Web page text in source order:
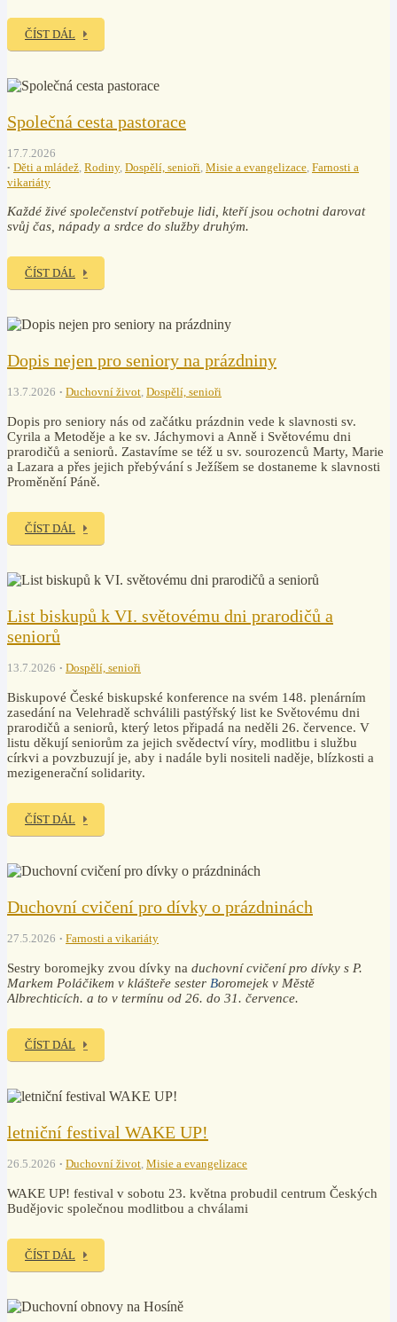
ČÍST DÁL
Společná cesta pastorace
17.7.2026
Děti a mládež, Rodiny, Dospělí, senioři, Misie a evangelizace, Farnosti a
vikariáty
Každé živé společenství potřebuje lidi, kteří jsou ochotni darovat
svůj čas, nápady a srdce do služby druhým.
ČÍST DÁL
Dopis nejen pro seniory na prázdniny
13.7.2026 Duchovní život, Dospělí, senioři
Dopis pro seniory nás od začátku prázdnin vede k slavnosti sv.
Cyrila a Metoděje a ke sv. Jáchymovi a Anně i Světovému dni
prarodičů a seniorů. Zastavíme se též u sv. sourozenců Marty, Marie
a Lazara a přes jejich přebývání s Ježíšem se dostaneme k slavnosti
Proměnění Páně.
ČÍST DÁL
List biskupů k VI. světovému dni prarodičů a
seniorů
13.7.2026 Dospělí, senioři
Biskupové České biskupské konference na svém 148. plenárním
zasedání na Velehradě schválili pastýřský list ke Světovému dni
prarodičů a seniorů, který letos připadá na neděli 26. července. V
listu děkují seniorům za jejich svědectví víry, modlitbu i službu
církvi a povzbuzují je, aby i nadále byli nositeli naděje, blízkosti a
mezigenerační solidarity.
ČÍST DÁL
Duchovní cvičení pro dívky o prázdninách
27.5.2026 Farnosti a vikariáty
Sestry boromejky zvou dívky na duchovní cvičení pro dívky s P.
Markem Poláčikem v klášteře sester Boromejek v Městě
Albrechticích. a to v termínu od 26. do 31. července.
ČÍST DÁL
letniční festival WAKE UP!
26.5.2026 Duchovní život, Misie a evangelizace
WAKE UP! festival v sobotu 23. května probudil centrum Českých
Budějovic společnou modlitbou a chválami
ČÍST DÁL